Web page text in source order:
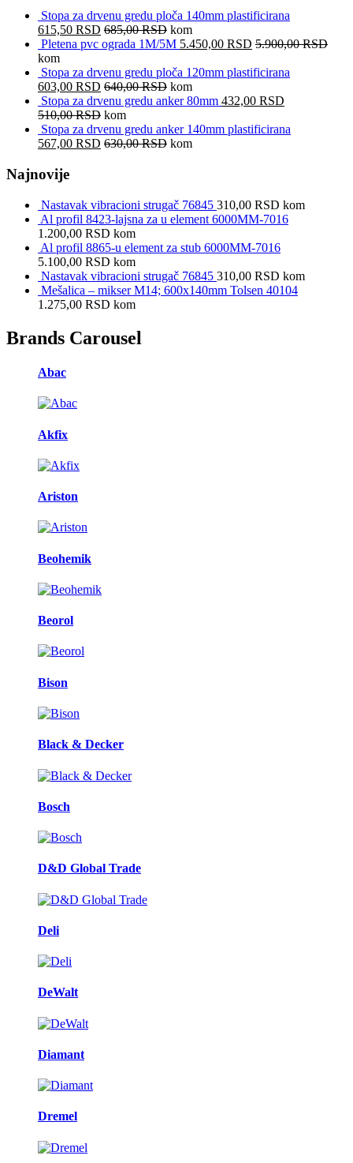
Stopa za drvenu gredu ploča 140mm plastificirana
615,50 RSD 685,00RSD kom
Pletena pvc ograda 1M/5M 5.450,00 RSD 5.900,00RSD
kom
Stopa za drvenu gredu ploča 120mm plastificirana
603,00 RSD 640,00RSD kom
Stopa za drvenu gredu anker 80mm 432,00 RSD
510,00RSD kom
Stopa za drvenu gredu anker 140mm plastificirana
567,00 RSD 630,00RSD kom
Najnovije
Nastavak vibracioni strugač 76845 310,00 RSD kom
Al profil 8423-lajsna za u element 6000MM-7016
1.200,00 RSD kom
Al profil 8865-u element za stub 6000MM-7016
5.100,00 RSD kom
Nastavak vibracioni strugač 76845 310,00 RSD kom
Mešalica – mikser M14; 600x140mm Tolsen 40104
1.275,00 RSD kom
Brands Carousel
Abac
Akfix
Ariston
Beohemik
Beorol
Bison
Black & Decker
Bosch
D&D Global Trade
Deli
DeWalt
Diamant
Dremel